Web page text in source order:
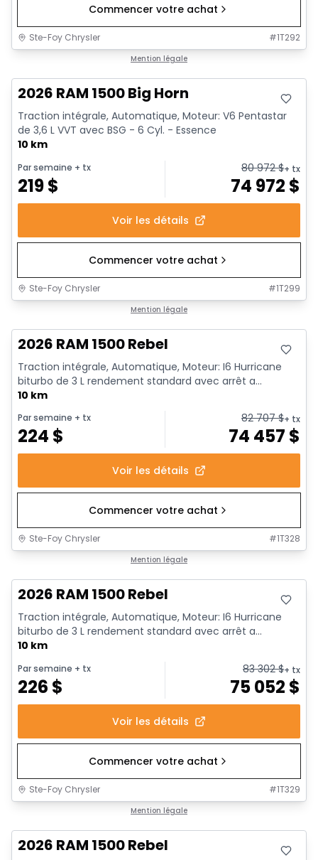
Commencer votre achat
Ste-Foy Chrysler #1T292
Mention légale
2026 RAM 1500 Big Horn
Traction intégrale, Automatique, Moteur: V6 Pentastar
de 3,6 L VVT avec BSG - 6 Cyl. - Essence
10 km
Par semaine + tx
219$
80 972$+ tx
74 972 $
Voir les détails
Commencer votre achat
Ste-Foy Chrysler #1T299
Mention légale
2026 RAM 1500 Rebel
Traction intégrale, Automatique, Moteur: I6 Hurricane
biturbo de 3 L rendement standard avec arrêt a...
10 km
Par semaine + tx
224 $
82 707$+ tx
74 457 $
Voir les détails
Commencer votre achat
Ste-Foy Chrysler #1T328
Mention légale
2026 RAM 1500 Rebel
Traction intégrale, Automatique, Moteur: I6 Hurricane
biturbo de 3 L rendement standard avec arrêt a...
10 km
Par semaine + tx
226 $
83 302$+ tx
75 052 $
Voir les détails
Commencer votre achat
Ste-Foy Chrysler #1T329
Mention légale
2026 RAM 1500 Rebel